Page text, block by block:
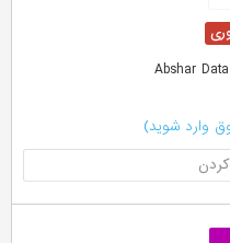
وارد شوید)